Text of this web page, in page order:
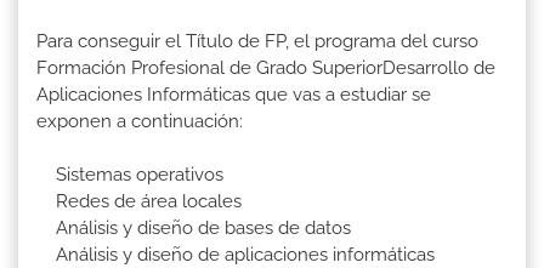
Para conseguir el Título de FP, el programa del curso
Formación Profesional de Grado SuperiorDesarrollo de
Aplicaciones Informáticas que vas a estudiar se
exponen a continuación:
Sistemas operativos
Redes de área locales
Análisis y diseño de bases de datos
Análisis y diseño de aplicaciones informáticas